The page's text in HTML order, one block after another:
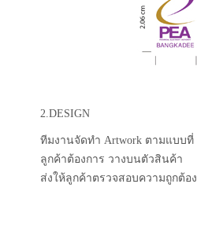
2.DESIGN
ทีมงานจัดทำ Artwork ตามแบบที่
ลูกค้าต้องการ วางบนตัวสินค้า
ส่งให้ลูกค้าตรวจสอบความถูกต้อง